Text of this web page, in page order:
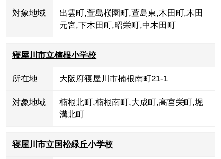
対象地域 出雲町,萱島桜園町,萱島東,木田町,木田
元宮,下木田町,昭栄町,中木田町
寝屋川市立楠根小学校
所在地 大阪府寝屋川市楠根南町21-1
対象地域 楠根北町,楠根南町,大成町,高宮栄町,堀
溝北町
寝屋川市立国松緑丘小学校